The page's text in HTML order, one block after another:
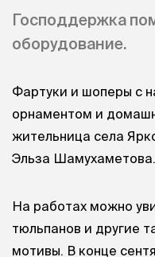
Господдержка
оборудование.
Фартуки и шоперы с
орнаментом и
жительница села
Эльза Шамухаметова.
На работах можно
тюльпанов и другие
мотивы. В конце